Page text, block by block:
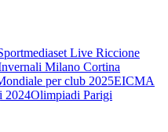
Live Riccione
Milano Cortina
per club 2025EICMA
2024Olimpiadi Parigi